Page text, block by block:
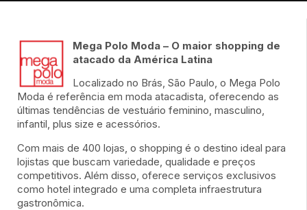
Mega Polo Moda – O maior shopping de
atacado da América Latina
Localizado no Brás, São Paulo, o Mega Polo
Moda é referência em moda atacadista, oferecendo as
últimas tendências de vestuário feminino, masculino,
infantil, plus size e acessórios.
Com mais de 400 lojas, o shopping é o destino ideal para
lojistas que buscam variedade, qualidade e preços
competitivos. Além disso, oferece serviços exclusivos
como hotel integrado e uma completa infraestrutura
gastronômica.